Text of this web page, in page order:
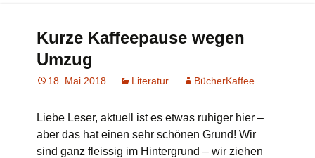
Kurze Kaffeepause wegen
Umzug
18. Mai 2018 Literatur BücherKaffee
Liebe Leser, aktuell ist es etwas ruhiger hier –
aber das hat einen sehr schönen Grund! Wir
sind ganz fleissig im Hintergrund – wir ziehen